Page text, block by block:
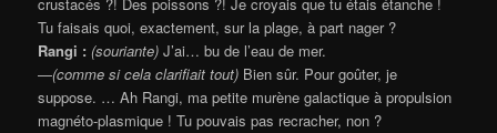
Tu faisais quoi, exactement, sur la plage, à part nager ?
Rangi :(souriante) J’ai… bu de l’eau de mer.
—(comme si cela clarifiait tout) Bien sûr. Pour goûter, je
suppose. … Ah Rangi, ma petite murène galactique à propulsion
magnéto-plasmique ! Tu pouvais pas recracher, non ?